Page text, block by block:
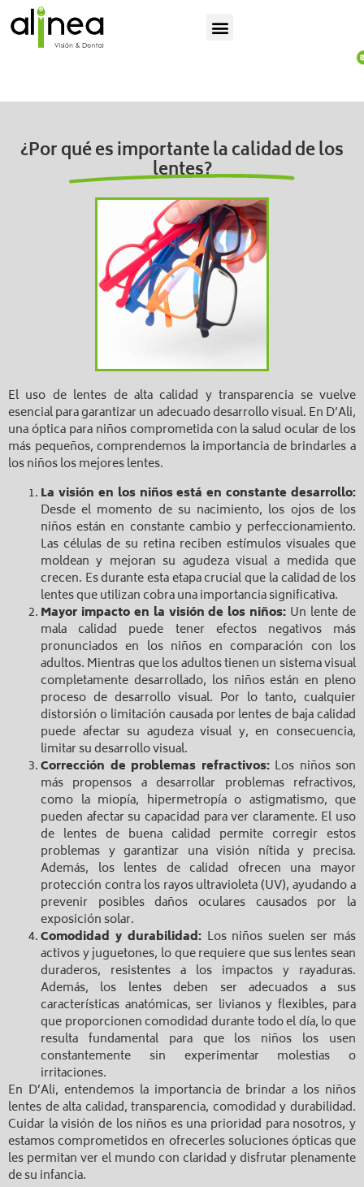
¿Por qué es importante la calidad de los
lentes?
El uso de lentes de alta calidad y transparencia se vuelve
esencial para garantizar un adecuado desarrollo visual. En D’Ali,
una óptica para niños comprometida con la salud ocular de los
más pequeños, comprendemos la importancia de brindarles a
los niños los mejores lentes.
La visión en los niños está en constante desarrollo:
Desde el momento de su nacimiento, los ojos de los
niños están en constante cambio y perfeccionamiento.
Las células de su retina reciben estímulos visuales que
moldean y mejoran su agudeza visual a medida que
crecen. Es durante esta etapa crucial que la calidad de los
lentes que utilizan cobra una importancia significativa.
Mayor impacto en la visión de los niños: Un lente de
mala calidad puede tener efectos negativos más
pronunciados en los niños en comparación con los
adultos. Mientras que los adultos tienen un sistema visual
completamente desarrollado, los niños están en pleno
proceso de desarrollo visual. Por lo tanto, cualquier
distorsión o limitación causada por lentes de baja calidad
puede afectar su agudeza visual y, en consecuencia,
limitar su desarrollo visual.
Corrección de problemas refractivos:Los niños son
más propensos a desarrollar problemas refractivos,
como la miopía, hipermetropía o astigmatismo, que
pueden afectar su capacidad para ver claramente. El uso
de lentes de buena calidad permite corregir estos
problemas y garantizar una visión nítida y precisa.
Además, los lentes de calidad ofrecen una mayor
protección contra los rayos ultravioleta (UV), ayudando a
prevenir posibles daños oculares causados por la
exposición solar.
Comodidad y durabilidad:Los niños suelen ser más
activos y juguetones, lo que requiere que sus lentes sean
duraderos, resistentes a los impactos y rayaduras.
Además, los lentes deben ser adecuados a sus
características anatómicas, ser livianos y flexibles, para
que proporcionen comodidad durante todo el día, lo que
resulta fundamental para que los niños los usen
constantemente sin experimentar molestias o
irritaciones.
En D’Ali, entendemos la importancia de brindar a los niños
lentes de alta calidad, transparencia, comodidad y durabilidad.
Cuidar la visión de los niños es una prioridad para nosotros, y
estamos comprometidos en ofrecerles soluciones ópticas que
les permitan ver el mundo con claridad y disfrutar plenamente
de su infancia.